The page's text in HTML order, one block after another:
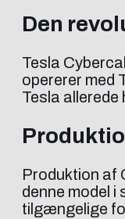
Den
Tesla
opererer med
Tesla
Produktion af
denne model
tilgængelige